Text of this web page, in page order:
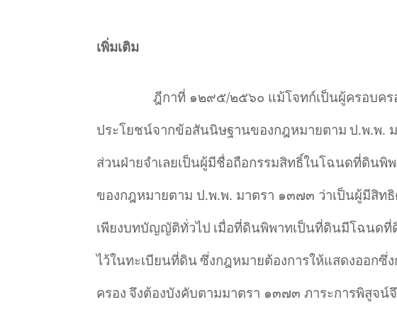
เพิ่มเติม
ฎีกาที่ ๑๒๙๕/๒๕๖๐ แม้โจทก์เป็นผู้ครอบค
ประโยชน์จากข้อสันนิษฐานของกฎหมายตาม ป.พ.พ.
ส่วนฝ่ายจำเลยเป็นผู้มีชื่อถือกรรมสิทธิ์ในโฉนดที่ดินพิ
ของกฎหมายตาม ป.พ.พ. มาตรา ๑๓๗๓ ว่าเป็นผู้มีสิท
เพียงบทบัญญัติทั่วไป เมื่อที่ดินพิพาทเป็นที่ดินมีโฉนดที่
ไว้ในทะเบียนที่ดินซึ่งกฎหมายต้องการให้แสดงออกซึ่
ครอง จึงต้องบังคับตามมาตรา ๑๓๗๓ ภาระการพิสูจน์